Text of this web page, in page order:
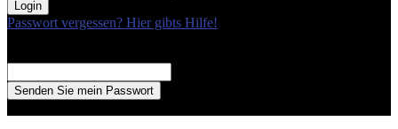
Passwort vergessen? Hier gibts Hilfe!